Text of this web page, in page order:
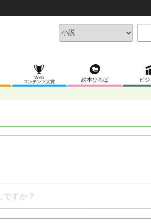
Web
コンテンツ大賞
絵本ひろば ビ